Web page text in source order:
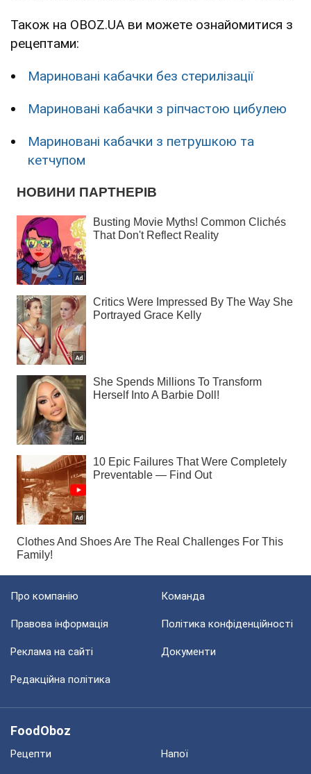
Також на OBOZ.UA ви можете ознайомитися з
рецептами:
Мариновані кабачки без стерилізації
Мариновані кабачки з ріпчастою цибулею
Мариновані кабачки з петрушкою та
кетчупом
Про компанію Команда
Правова інформація Політика конфіденційності
Реклама на сайті Документи
Редакційна політика
FoodOboz
Рецепти
Напої